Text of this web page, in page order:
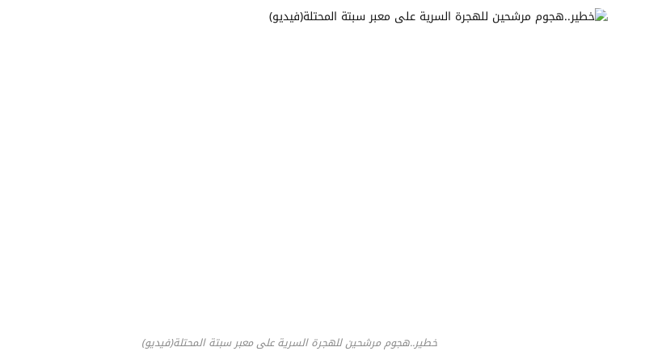
خطير..هجوم مرشحين للهجرة السرية على معبر سبتة المحتلة(فيديو)